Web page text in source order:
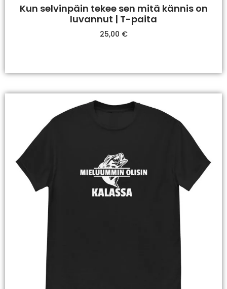
Kun selvinpäin tekee sen mitä kännis on
luvannut | T-paita
25,00 €